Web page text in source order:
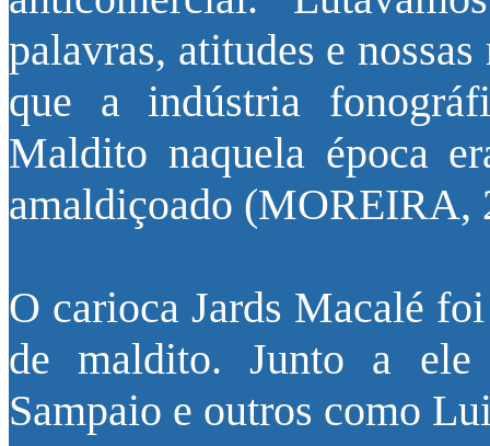
palavras, atitudes e
que a indústria
Maldito naquela época
amaldiçoado (MOREIRA,
O carioca Jards Macalé
de maldito. Junto a ele
Sampaio e outros como